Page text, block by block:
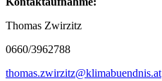
Thomas Zwirzitz
0660/3962788
thomas.zwirzitz@klimabuendnis.at